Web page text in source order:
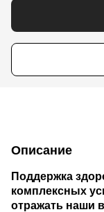
Описание
Поддержка
комплексных
отражать наши